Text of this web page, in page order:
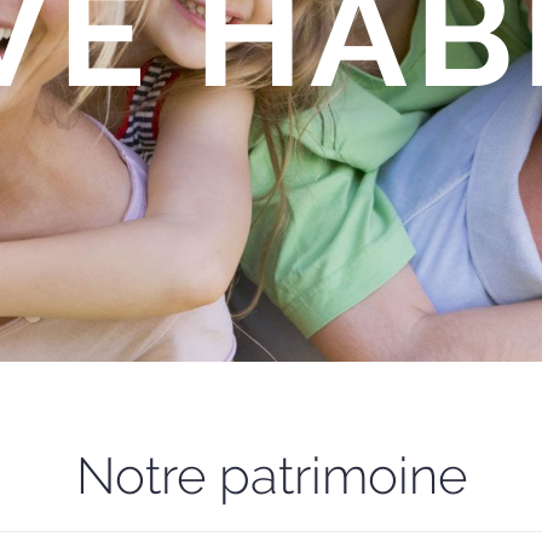
Notre patrimoine